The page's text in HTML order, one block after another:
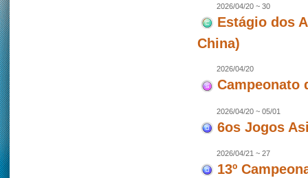
2026/04/20 ~ 30
Estágio dos
China)
2026/04/20
Campeonato
2026/04/20 ~ 05/01
6os Jogos
2026/04/21 ~ 27
13º